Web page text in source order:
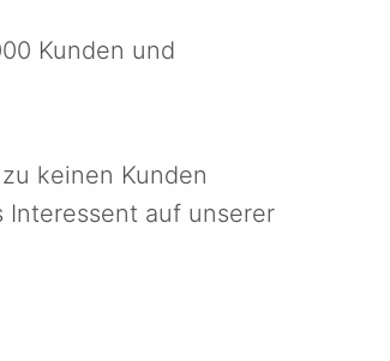
Kunden und
keinen Kunden
Interessent auf unserer